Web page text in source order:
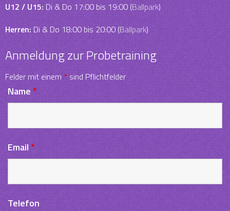
U12 / U15: Di & Do 17:00 bis 19:00 (Ballpark)
Herren: Di & Do 18:00 bis 20:00 (Ballpark)
Anmeldung zur Probetraining
Felder mit einem* sind Pflichtfelder
Name *
Email*
Telefon